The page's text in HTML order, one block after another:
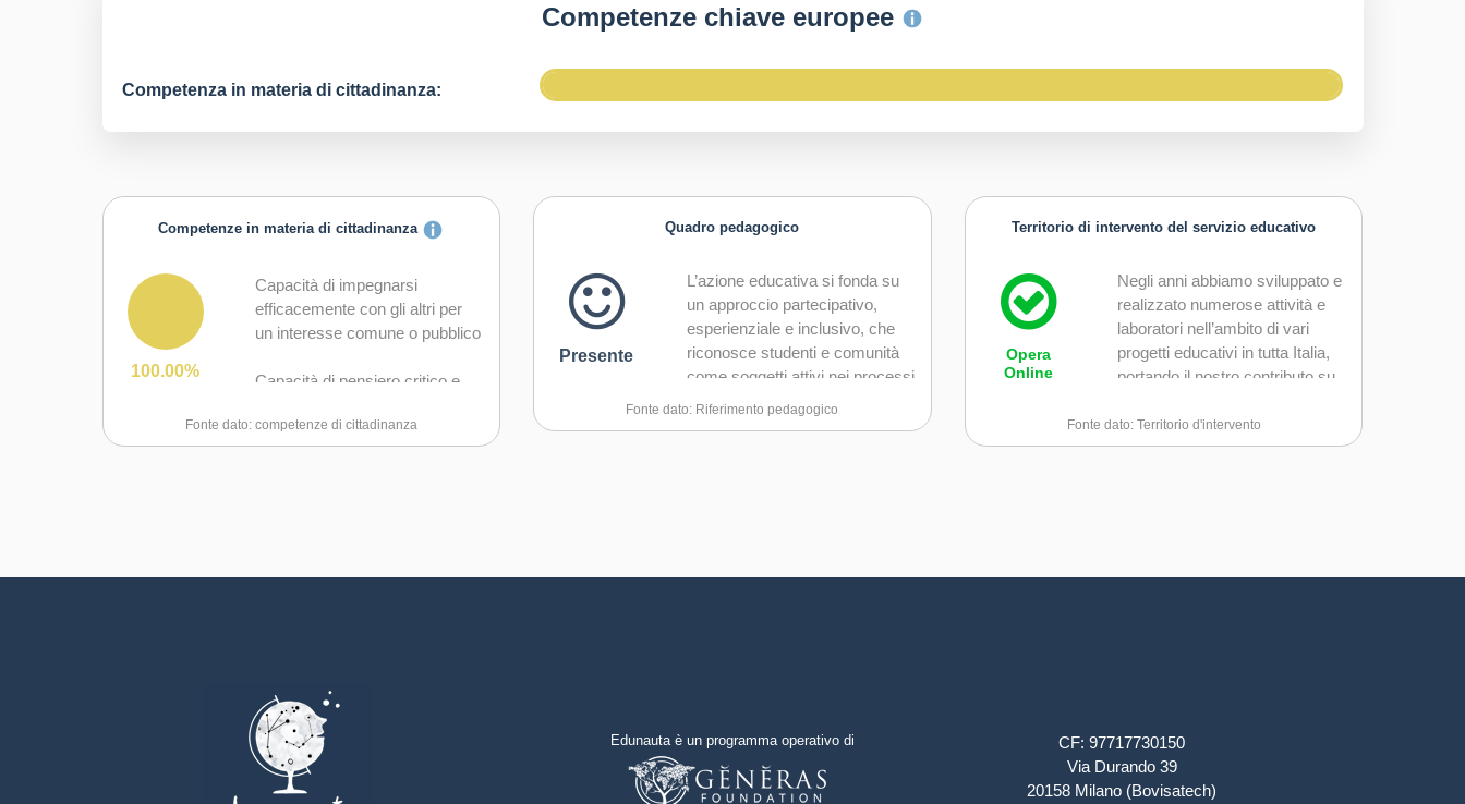
Competenze chiave europee
Competenza in materia di cittadinanza:
Competenze in materia di cittadinanza
100.00%
Capacità di impegnarsi
efficacemente con gli altri per
un interesse comune o pubblico
Capacità di pensiero critico e
dei problemi
Fonte dato: competenze di cittadinanza
Quadro pedagogico
Presente
L’azione educativa si fonda su
un approccio partecipativo,
esperienziale e inclusivo, che
riconosce studenti e comunità
come soggetti attivi nei processi
di apprendimento.
Fonte dato: Riferimento pedagogico
Territorio di intervento del servizio educativo
Opera
Online
Negli anni abbiamo sviluppato e
realizzato numerose attività e
laboratori nell’ambito di vari
progetti educativi in tutta Italia,
portando il nostro contributo su
nord al sud del Paese, dalle
grandi città ai piccoli centri
Fonte dato: Territorio d'intervento
Edunauta è un programma operativo di
CF: 97717730150
Via Durando 39
20158 Milano (Bovisatech)